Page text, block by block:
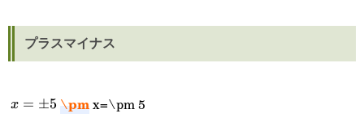
プラスマイナス
x=\pm
x = ±5 \pmx=\pm 5